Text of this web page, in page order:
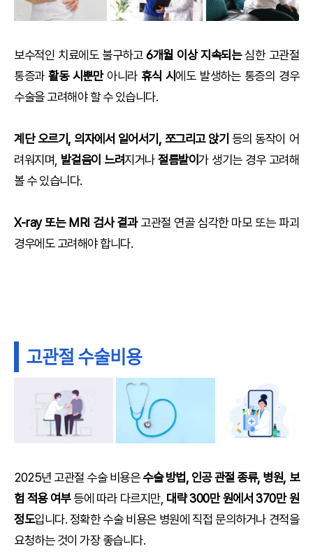
보수적인 치료에도 불구하고6개월 이상 지속되는심한 고관절
통증과활동 시뿐만아니라 휴식 시에도 발생하는 통증의 경우
수술을 고려해야 할 수 있습니다.
계단 오르기, 의자에서 일어서기, 쪼그리고 앉기 등의 동작이 어
려워지며, 발걸음이 느려지거나절름발이가 생기는 경우 고려해
볼 수 있습니다.
X-ray 또는 MRI 검사 결과고관절 연골 심각한 마모 또는 파괴
경우에도 고려해야 합니다.
고관절 수술비용
2025년 고관절 수술 비용은수술 방법, 인공 관절 종류, 병원, 보
험 적용 여부등에 따라 다르지만, 대략 300만 원에서 370만 원
정도입니다. 정확한 수술 비용은 병원에 직접 문의하거나 견적을
요청하는 것이 가장 좋습니다.